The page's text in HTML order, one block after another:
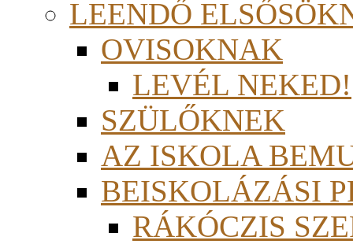
LEENDŐ
OVISOKNAK
LEVÉL NEKED!
SZÜLŐKNEK
AZ ISKOLA
BEISKOLÁZÁSI
RÁKÓCZIS